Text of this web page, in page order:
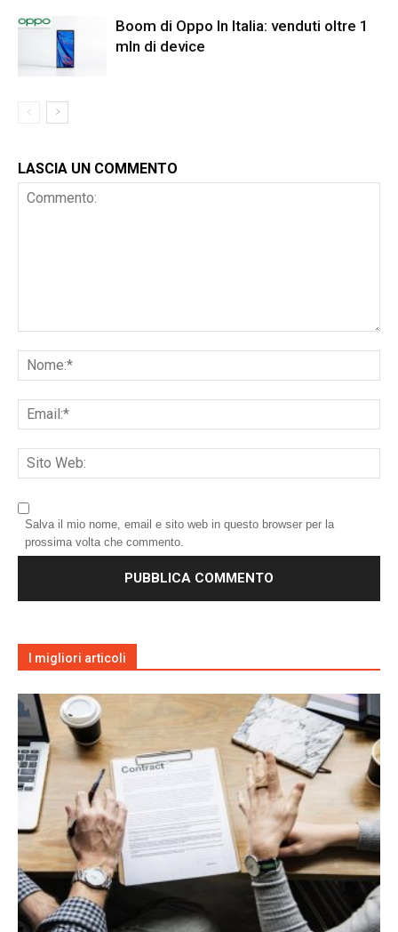
Boom di Oppo In Italia: venduti oltre 1
mln di device
LASCIA UN COMMENTO
Salva il mio nome, email e sito web in questo browser per la
prossima volta che commento.
I migliori articoli